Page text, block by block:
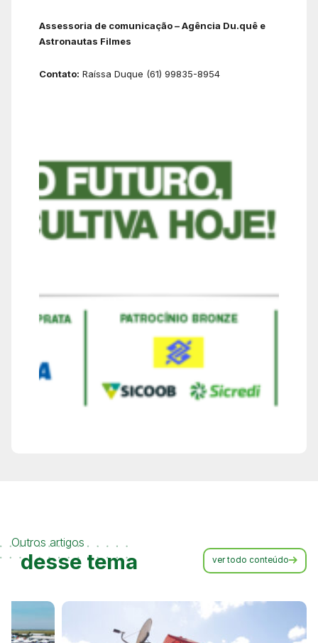
Assessoria de comunicação – Agência Du.quê e
Astronautas Filmes
Contato: Raíssa Duque (61) 99835-8954
Outros artigos
desse tema ver todo conteúdo